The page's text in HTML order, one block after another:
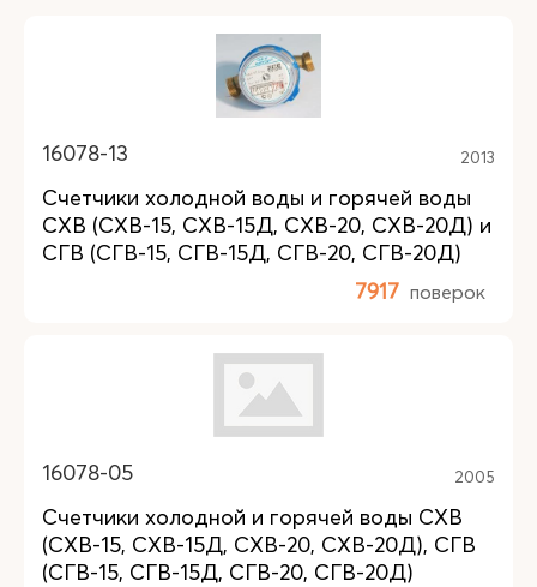
16078-13 2013
Счетчики холодной воды и горячей воды
СХВ (СХВ-15, СХВ-15Д, СХВ-20, СХВ-20Д) и
СГВ (СГВ-15, СГВ-15Д, СГВ-20, СГВ-20Д)
7917 поверок
16078-05 2005
Счетчики холодной и горячей воды СХВ
(СХВ-15, СХВ-15Д, СХВ-20, СХВ-20Д), СГВ
(СГВ-15, СГВ-15Д, СГВ-20, СГВ-20Д)